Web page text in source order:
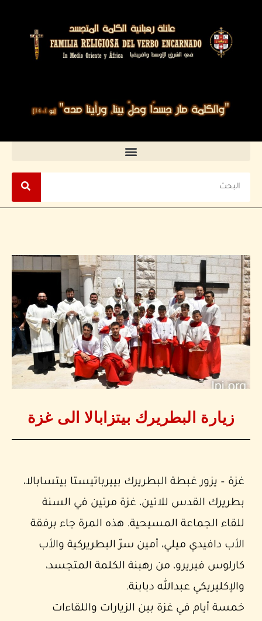
زيارة البطريرك بيتزابالا الى غزة
غزة – يزور غبطة البطريرك بييرباتيستا بيتسابالا،
بطريرك القدس للاتين، غزة مرتين في السنة
للقاء الجماعة المسيحية. هذه المرة جاء برفقة
الأب دافيدي ميلي، أمين سرّ البطريركية والأب
كارلوس فيريرو، من رهبنة الكلمة المتجسد،
والإكليريكي عبدالله دبابنة.
خمسة أيام في غزة بين الزيارات واللقاءات